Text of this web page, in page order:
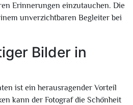
Erinnerungen einzutauchen. Die
unverzichtbaren Begleiter bei
Bilder in
ist ein herausragender Vorteil
kann der Fotograf die Schönheit